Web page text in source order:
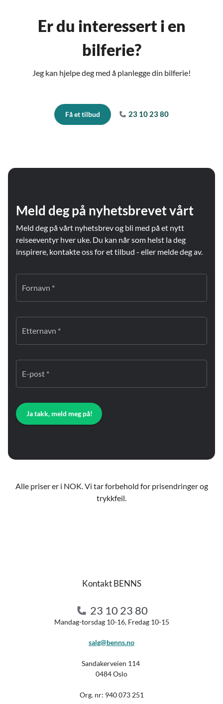
Er du interessert i en
bilferie?
Jeg kan hjelpe deg med å planlegge din bilferie!
Få et tilbud 23 10 23 80
Meld deg på nyhetsbrevet vårt
Meld deg på vårt nyhetsbrev og bli med på et nytt
reiseeventyr hver uke. Du kan når som helst la deg
inspirere, kontakte oss for et tilbud - eller melde deg av.
Fornavn *
Etternavn *
E-post *
Ja takk, meld meg på!
Alle priser er i NOK. Vi tar forbehold for prisendringer og
trykkfeil.
Kontakt BENNS
23 10 23 80
Mandag-torsdag 10-16, Fredag 10-15
salg@benns.no
Sandakerveien 114
0484 Oslo
Org. nr: 940 073 251